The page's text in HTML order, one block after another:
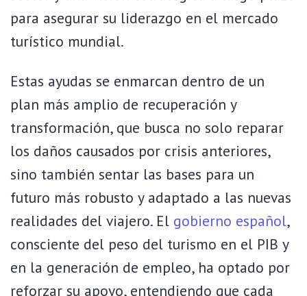
para asegurar su liderazgo en el mercado
turístico mundial.
Estas ayudas se enmarcan dentro de un
plan más amplio de recuperación y
transformación, que busca no solo reparar
los daños causados por crisis anteriores,
sino también sentar las bases para un
futuro más robusto y adaptado a las nuevas
realidades del viajero. El gobierno español,
consciente del peso del turismo en el PIB y
en la generación de empleo, ha optado por
reforzar su apoyo, entendiendo que cada